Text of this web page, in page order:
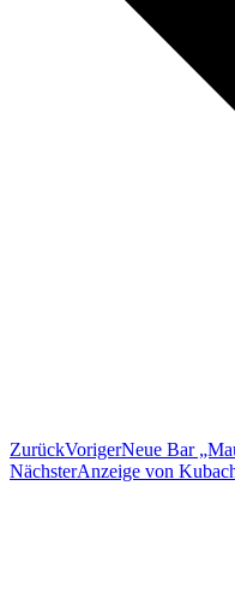
ZurückVorigerNeue Bar
NächsterAnzeige von